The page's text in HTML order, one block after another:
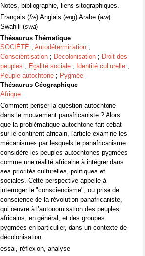
Notes, bibliographie, liens sitographiques.
Français (fre) Anglais (eng) Arabe (ara)
Swahili (swa)
Thésaurus Thématique
SOCIÉTÉ ; Autodétermination ;
Conscientisation ; Décolonisation ; Droit des
peuples ; Égalité sociale ; Identité culturelle ;
Peuple autochtone ; Pygmée
Thésaurus Géographique
Afrique
Comment penser la question autochtone
dans le mouvement panafricaniste ? Alors
que la problématique autochtone fait débat
sur le continent africain, l'article examine les
mécanismes par lesquels le panafricanisme
considère les peuples autochtones pygmées
comme une réalité africaine à intégrer dans
ses priorités culturelles, politiques et
sociales. Cette perspective appelle à
interroger le "consciencisme", ou prise de
conscience de la révolution panafricaniste,
qui œuvre à l’autonomisation des peuples
africains, en général, et des groupes
pygmées en particulier, dans un contexte de
décolonisation.
essai, réflexion, analyse